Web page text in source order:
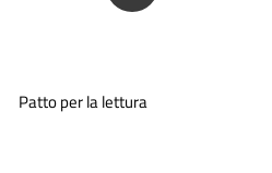
Patto per la lettura